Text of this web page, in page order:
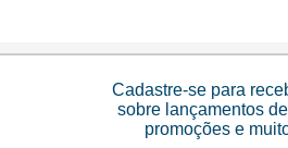
Cadastre-se para
sobre lançamentos
promoções e